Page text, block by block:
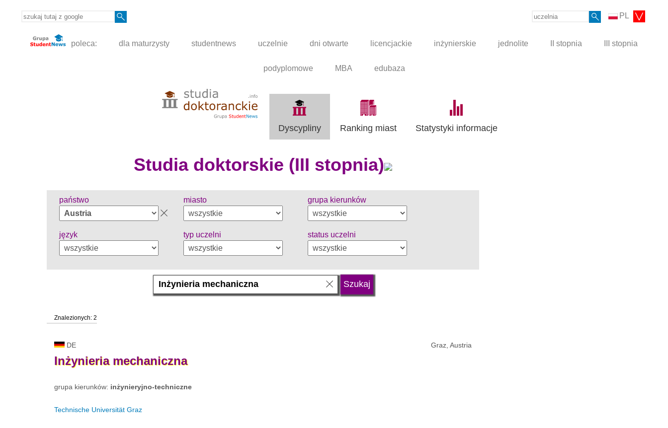
PL
poleca: dla maturzysty studentnews uczelnie dni otwarte licencjackie inżynierskie jednolite II stopnia III stopnia
podyplomowe MBA edubaza
Dyscypliny Ranking miast Statystyki informacje
Studia doktorskie (III stopnia)
państwo miasto grupa kierunków
język typ uczelni status uczelni
Znalezionych: 2
DE Graz, Austria
Inżynieria mechaniczna
grupa kierunków: inżynieryjno-techniczne
Technische Universität Graz